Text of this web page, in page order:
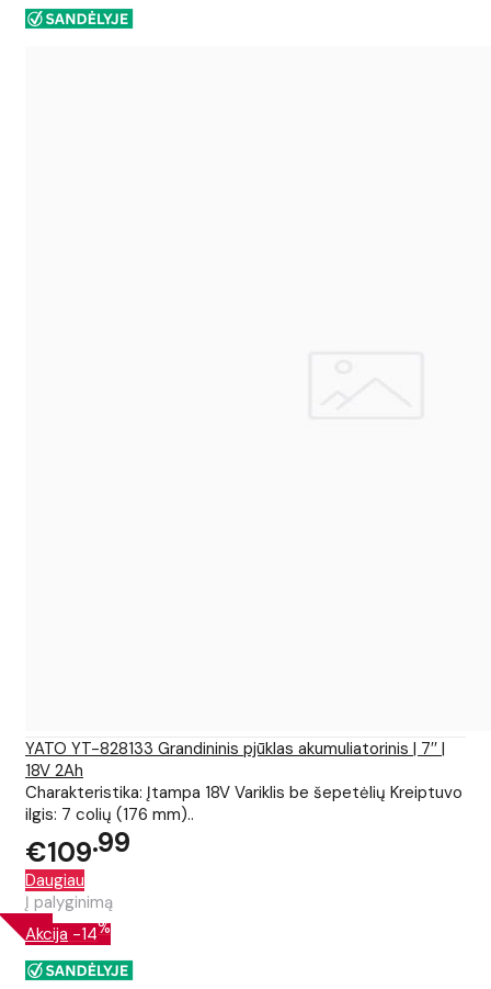
YATO YT-828133 Grandininis pjūklas akumuliatorinis | 7′′ |
18V 2Ah
Charakteristika: Įtampa 18V Variklis be šepetėlių Kreiptuvo
ilgis: 7 colių (176 mm)..
€109 99
Daugiau
Į palyginimą
Akcija -14%